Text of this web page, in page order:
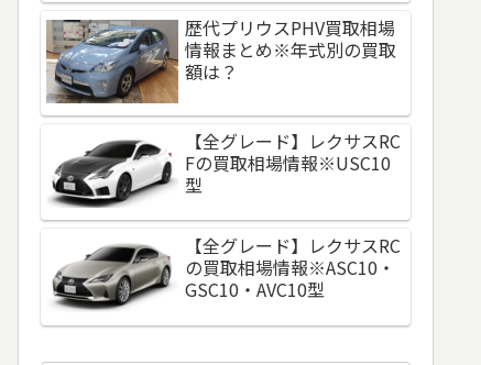
歴代プリウスPHV買取相場
情報まとめ※年式別の買取
額は？
【全グレード】レクサスRC
Fの買取相場情報※USC10
型
【全グレード】レクサスRC
の買取相場情報※ASC10・
GSC10・AVC10型